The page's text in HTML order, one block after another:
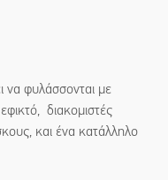
να φυλάσσονται με
διακομιστές
και ένα κατάλληλο